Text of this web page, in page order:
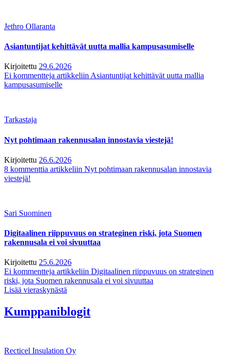
Jethro Ollaranta
Asiantuntijat kehittävät uutta mallia kampusasumiselle
Kirjoitettu 29.6.2026
Ei kommentteja artikkeliin Asiantuntijat kehittävät uutta mallia
kampusasumiselle
Tarkastaja
Nyt pohtimaan rakennusalan innostavia viestejä!
Kirjoitettu 26.6.2026
8 kommenttia artikkeliin Nyt pohtimaan rakennusalan innostavia
viestejä!
Sari Suominen
Digitaalinen riippuvuus on strateginen riski, jota Suomen
rakennusala ei voi sivuuttaa
Kirjoitettu 25.6.2026
Ei kommentteja artikkeliin Digitaalinen riippuvuus on strateginen
riski, jota Suomen rakennusala ei voi sivuuttaa
Lisää vieraskynästä
Kumppaniblogit
Recticel Insulation Oy